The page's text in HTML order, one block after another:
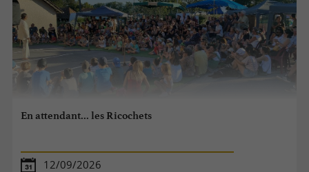
En attendant... les Ricochets
12/09/2026